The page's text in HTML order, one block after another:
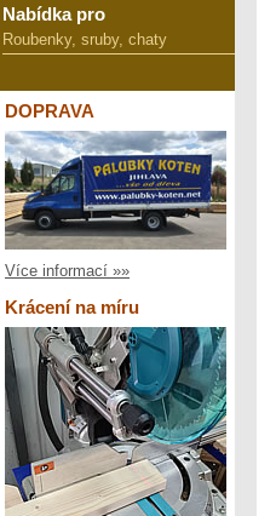
Nabídka pro
Roubenky, sruby, chaty
DOPRAVA
Více informací »»
Krácení na míru